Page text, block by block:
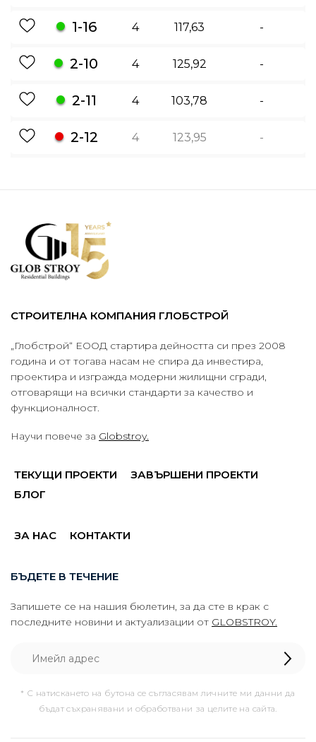
1-16 4 117,63 -
2-10 4 125,92 -
2-11 4 103,78 -
2-12 4 123,95 -
СТРОИТЕЛНА КОМПАНИЯ ГЛОБСТРОЙ
„Глобстрой“ ЕООД стартира дейността си през 2008
година и от тогава насам не спира да инвестира,
проектира и изгражда модерни жилищни сгради,
отговарящи на всички стандарти за качество и
функционалност.
Научи повече за Globstroy.
ТЕКУЩИ ПРОЕКТИ
ЗАВЪРШЕНИ ПРОЕКТИ
БЛОГ
ЗА НАС КОНТАКТИ
БЪДЕТЕ В ТЕЧЕНИЕ
Запишете се на нашия бюлетин, за да сте в крак с
последните новини и актуализации от GLOBSTROY.
* С натискането на бутона се съгласявам личните ми данни да
бъдат съхранявани и обработвани за целите на сайта.